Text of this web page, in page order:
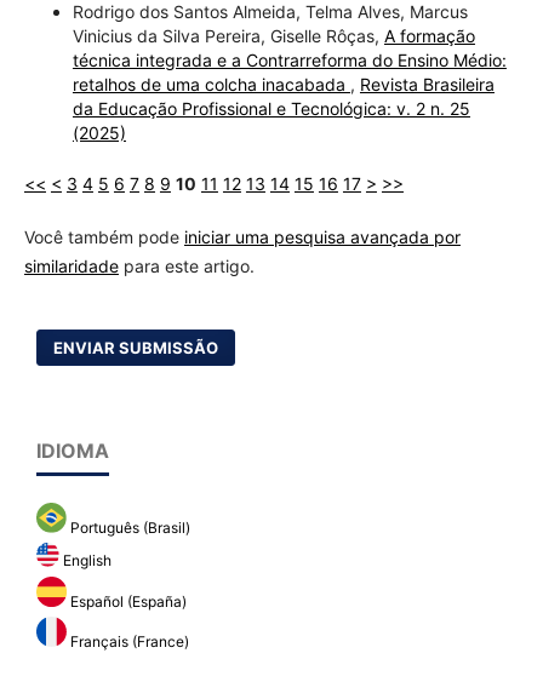
Rodrigo dos Santos Almeida, Telma Alves, Marcus
Vinicius da Silva Pereira, Giselle Rôças, A formação
técnica integrada e a Contrarreforma do Ensino Médio:
retalhos de uma colcha inacabada , Revista Brasileira
da Educação Profissional e Tecnológica: v. 2 n. 25
(2025)
<< < 3 4 5 6 7 8 9 10 11 12 13 14 15 16 17 > >>
Você também pode iniciar uma pesquisa avançada por
similaridadepara este artigo.
ENVIAR SUBMISSÃO
IDIOMA
Português (Brasil)
English
Español (España)
Français (France)